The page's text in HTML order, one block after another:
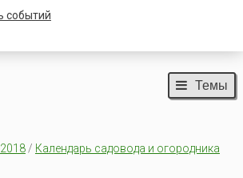
Темы
2018/ Календарь садовода и огородника